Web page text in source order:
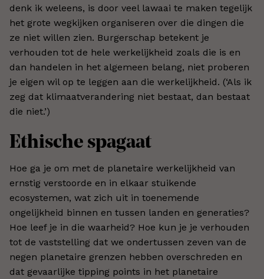
denk ik weleens, is door veel lawaai te maken tegelijk
het grote wegkijken organiseren over die dingen die
ze niet willen zien. Burgerschap betekent je
verhouden tot de hele werkelijkheid zoals die is en
dan handelen in het algemeen belang, niet proberen
je eigen wil op te leggen aan die werkelijkheid. (‘Als ik
zeg dat klimaatverandering niet bestaat, dan bestaat
die niet.’)
Ethische spagaat
Hoe ga je om met de planetaire werkelijkheid van
ernstig verstoorde en in elkaar stuikende
ecosystemen, wat zich uit in toenemende
ongelijkheid binnen en tussen landen en generaties?
Hoe leef je in die waarheid? Hoe kun je je verhouden
tot de vaststelling dat we ondertussen zeven van de
negen planetaire grenzen hebben overschreden en
dat gevaarlijke tipping points in het planetaire